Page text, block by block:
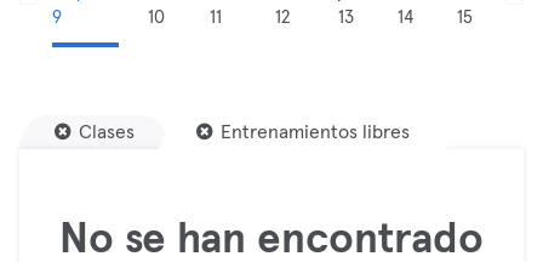
9
10
11
12
13
14
15
Clases Entrenamientos libres
No se han encontrado